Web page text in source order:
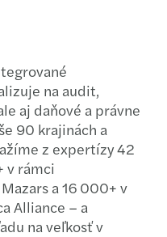
na audit,
aj daňové a právne
90 krajinách a
z expertízy 42
v rámci
a 16 000+ v
Alliance – a
na veľkosť v